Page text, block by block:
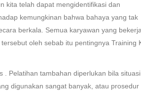
kita telah dapat mengidentifikasi dan
kemungkinan bahwa bahaya yang tak
berkala. Semua karyawan yang
oleh sebab itu pentingnya Training
. Pelatihan tambahan diperlukan bila situasi
digunakan sangat banyak, atau prosedur